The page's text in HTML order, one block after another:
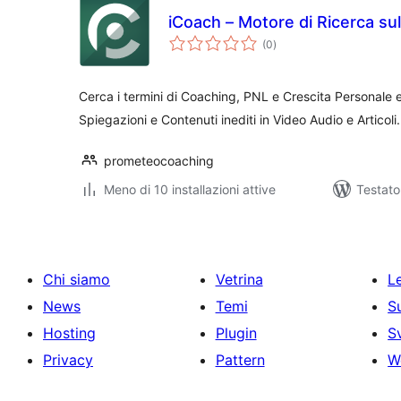
iCoach – Motore di Ricerca
(0valutazioni
totali
)
Cerca i termini di Coaching, PNL e Crescita Personale
Spiegazioni e Contenuti inediti in Video Audio e Articoli.
prometeocoaching
Meno di 10 installazioni attive
Chi siamo
News
Hosting
Privacy
Vetrina
Temi
Plugin
Pattern